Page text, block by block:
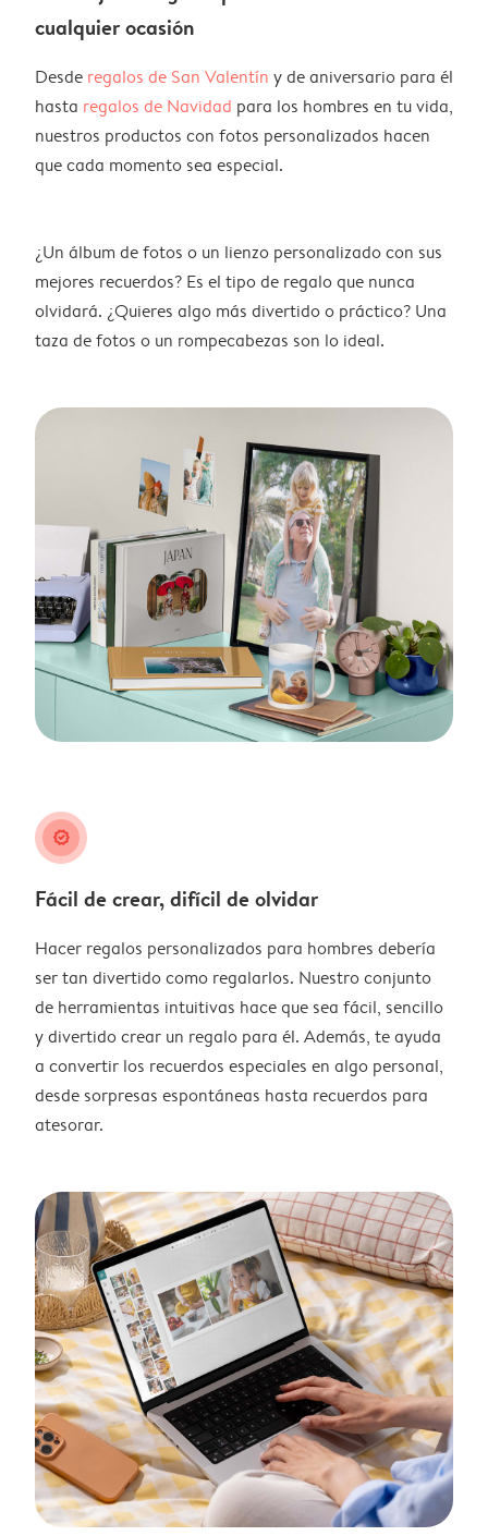
cualquier ocasión
Desde regalos de San Valentín y de aniversario para él
hasta regalos de Navidad para los hombres en tu vida,
nuestros productos con fotos personalizados hacen
que cada momento sea especial.
¿Un álbum de fotos o un lienzo personalizado con sus
mejores recuerdos? Es el tipo de regalo que nunca
olvidará. ¿Quieres algo más divertido o práctico? Una
taza de fotos o un rompecabezas son lo ideal.
guarantee
Fácil de crear, difícil de olvidar
Hacer regalos personalizados para hombres debería
ser tan divertido como regalarlos. Nuestro conjunto
de herramientas intuitivas hace que sea fácil, sencillo
y divertido crear un regalo para él. Además, te ayuda
a convertir los recuerdos especiales en algo personal,
desde sorpresas espontáneas hasta recuerdos para
atesorar.